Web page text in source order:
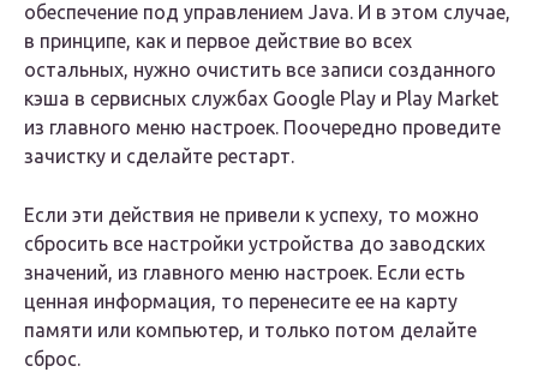
обеспечение под управлением Java. И в этом случае,
в принципе, как и первое действие во всех
остальных, нужно очистить все записи созданного
кэша в сервисных службах Google Play и Play Market
из главного меню настроек. Поочередно проведите
зачистку и сделайте рестарт.
Если эти действия не привели к успеху, то можно
сбросить все настройки устройства до заводских
значений, из главного меню настроек. Если есть
ценная информация, то перенесите ее на карту
памяти или компьютер, и только потом делайте
сброс.